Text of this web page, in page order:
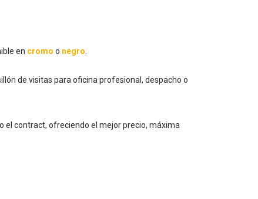
en cromo o negro
de visitas para oficina profesional, despacho o
el contract, ofreciendo el mejor precio, máxima